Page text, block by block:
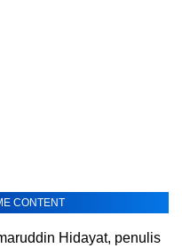
CONTENT
Hidayat, penulis